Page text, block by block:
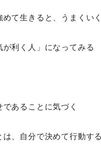
めて生きると、うまくいく
が利く人」になってみる
であることに気づく
は、自分で決めて行動する